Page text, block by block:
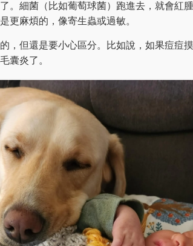
。細菌（比如葡萄球菌）跑進去，就會紅
更麻煩的，像寄生蟲或過敏。
，但還是要小心區分。比如說，如果痘痘
囊炎了。